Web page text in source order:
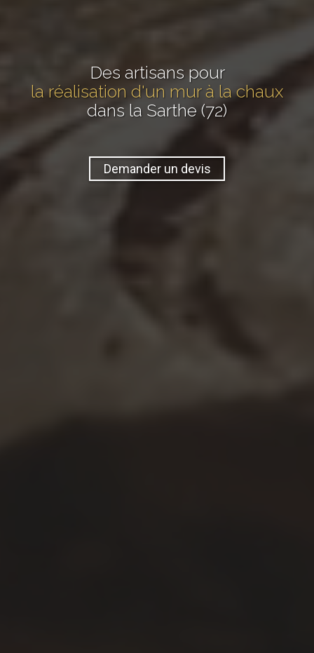
Des artisans pour
la réalisation d'un mur à la chaux
dans la Sarthe (72)
Demander un devis